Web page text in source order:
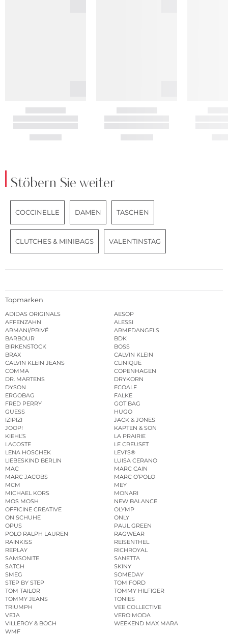
Stöbern Sie weiter
COCCINELLE DAMEN TASCHEN
CLUTCHES & MINIBAGS VALENTINSTAG
Topmarken
ADIDAS ORIGINALS
AESOP
AFFENZAHN
ALESSI
ARMANI/PRIVÉ
ARMEDANGELS
BARBOUR
BDK
BIRKENSTOCK
BOSS
BRAX
CALVIN KLEIN
CALVIN KLEIN JEANS
CLINIQUE
COMMA
COPENHAGEN
DR. MARTENS
DRYKORN
DYSON
ECOALF
ERGOBAG
FALKE
FRED PERRY
GOT BAG
GUESS
HUGO
IZIPIZI
JACK & JONES
JOOP!
KAPTEN & SON
KIEHL’S
LA PRAIRIE
LACOSTE
LE CREUSET
LENA HOSCHEK
LEVI’S®
LIEBESKIND BERLIN
LUISA CERANO
MAC
MARC CAIN
MARC JACOBS
MARC O’POLO
MCM
MEY
MICHAEL KORS
MONARI
MOS MOSH
NEW BALANCE
OFFICINE CREATIVE
OLYMP
ON SCHUHE
ONLY
OPUS
PAUL GREEN
POLO RALPH LAUREN
RAGWEAR
RAINKISS
REISENTHEL
REPLAY
RICHROYAL
SAMSONITE
SANETTA
SATCH
SKINY
SMEG
SOMEDAY
STEP BY STEP
TOM FORD
TOM TAILOR
TOMMY HILFIGER
TOMMY JEANS
TONIES
TRIUMPH
VEE COLLECTIVE
VEJA
VERO MODA
VILLEROY & BOCH
WEEKEND MAX MARA
WMF